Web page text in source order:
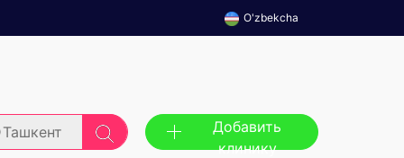
O'zbekcha
Ташкент
Добавить
клинику